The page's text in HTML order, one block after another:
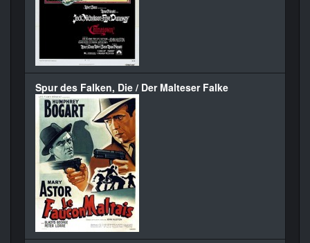
Spur des Falken, Die / Der Malteser Falke